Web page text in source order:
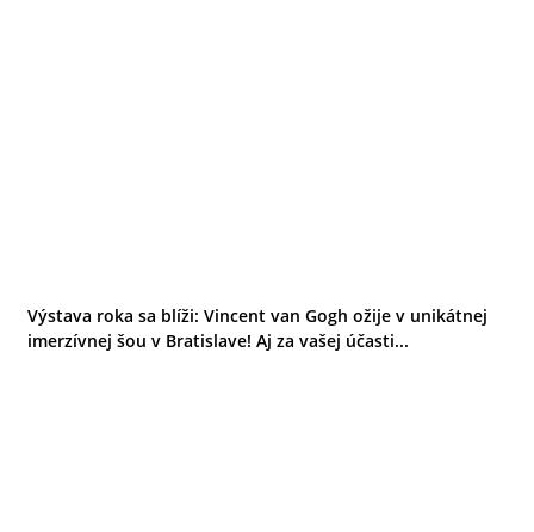
Výstava roka sa blíži: Vincent van Gogh ožije v unikátnej
imerzívnej šou v Bratislave! Aj za vašej účasti...